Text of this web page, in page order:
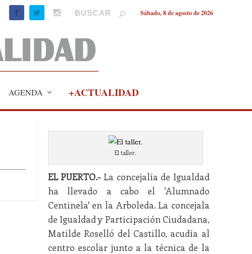
Sábado, 8 de agosto de 2026
AGENDA +ACTUALIDAD
El taller.
EL PUERTO.-La concejalía de Igualdad
ha llevado a cabo el 'Alumnado
Centinela' en la Arboleda. La concejala
de Igualdad y Participación Ciudadana,
Matilde Roselló del Castillo, acudía al
centro escolar junto a la técnica de la